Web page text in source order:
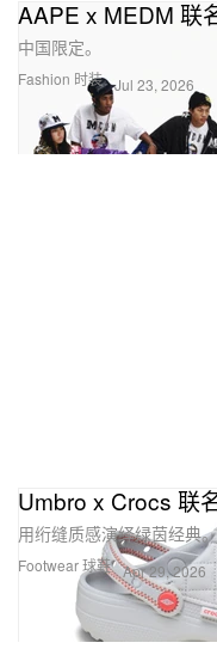
Fashion 时装
AAPE x MEDM 联
中国限定。
Jul 23, 2026
Footwear 球鞋
Umbro x Crocs 联
用绗缝质感演绎绿茵经典。
Apr 29, 2026